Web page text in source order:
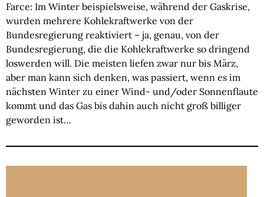
Farce: Im Winter beispielsweise, während der Gaskrise,
wurden mehrere Kohlekraftwerke von der
Bundesregierung reaktiviert – ja, genau, von der
Bundesregierung, die die Kohlekraftwerke so dringend
loswerden will. Die meisten liefen zwar nur bis März,
aber man kann sich denken, was passiert, wenn es im
nächsten Winter zu einer Wind- und/oder Sonnenflaute
kommt und das Gas bis dahin auch nicht groß billiger
geworden ist…